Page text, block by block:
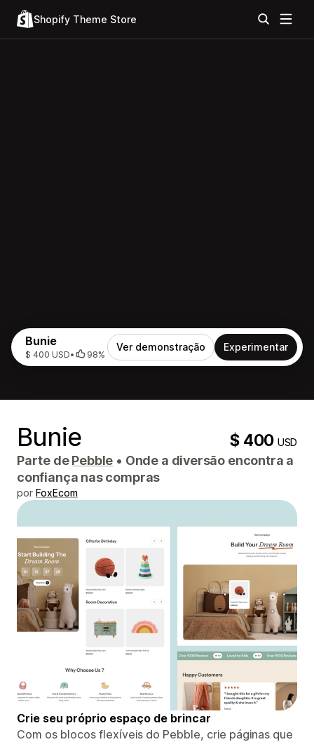
Shopify Theme Store
Bunie
$ 400 USD• 98%
Ver demonstração Experimentar
Bunie $ 400USD
Parte dePebble • Onde a diversão encontra a
confiança nas compras
por FoxEcom
Crie seu próprio espaço de brincar
Com os blocos flexíveis do Pebble, crie páginas que